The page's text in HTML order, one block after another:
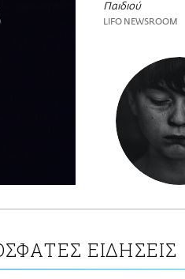
Παιδιού
LIFO NEWSROOM
ΕΙΔΗΣΕΙΣ